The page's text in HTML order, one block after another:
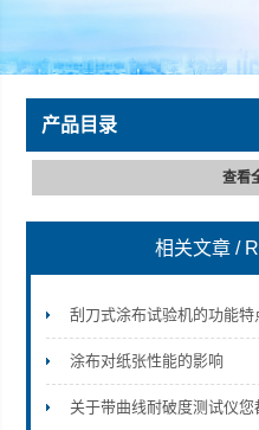
山东安尼麦特仪器有限公司
产品目录
查看
相关文章 /
刮刀式涂布试验机的功能特
涂布对纸张性能的影响
关于带曲线耐破度测试仪您